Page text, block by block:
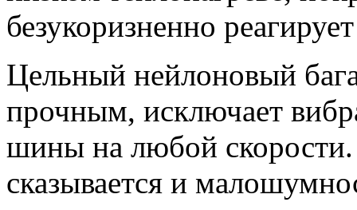
безукоризненно
Цельный нейлоновый
прочным, исключает
шины на любой
сказывается и